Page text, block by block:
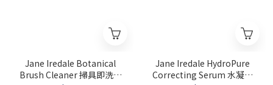
Jane Iredale Botanical
Brush Cleaner 掃具即洗清
Jane Iredale HydroPure
Correcting Serum 水凝鎮